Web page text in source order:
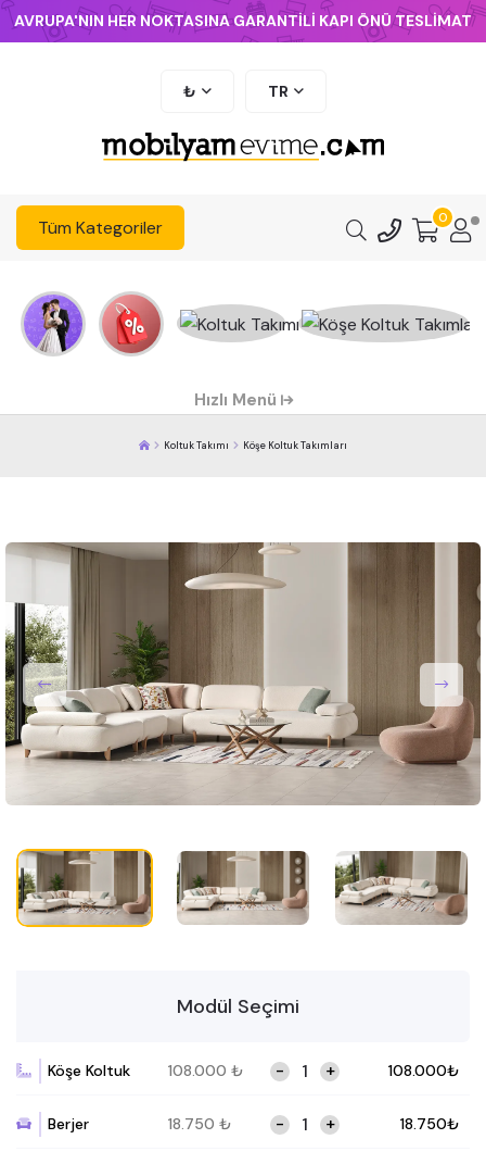
AVRUPA'NIN HER NOKTASINA GARANTİLİ KAPI ÖNÜ TESLİMAT
₺ TR
Tüm Kategoriler 0
Hızlı Menü
Koltuk Takımı Köşe Koltuk Takımları
Modül Seçimi
Köşe Koltuk 108.000 ₺ - + 108.000₺
Berjer 18.750 ₺ - + 18.750₺